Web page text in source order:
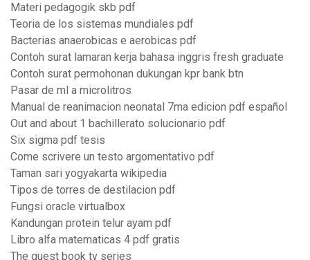
Materi pedagogik skb pdf
Teoria de los sistemas mundiales pdf
Bacterias anaerobicas e aerobicas pdf
Contoh surat lamaran kerja bahasa inggris fresh graduate
Contoh surat permohonan dukungan kpr bank btn
Pasar de ml a microlitros
Manual de reanimacion neonatal 7ma edicion pdf español
Out and about 1 bachillerato solucionario pdf
Six sigma pdf tesis
Come scrivere un testo argomentativo pdf
Taman sari yogyakarta wikipedia
Tipos de torres de destilacion pdf
Fungsi oracle virtualbox
Kandungan protein telur ayam pdf
Libro alfa matematicas 4 pdf gratis
The guest book tv series